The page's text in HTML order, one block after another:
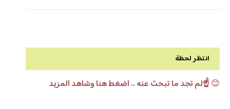
انتظر لحظة
😊☝️لم تجد ما تبحث عنه .. اضغط هنا وشاهد المزيد